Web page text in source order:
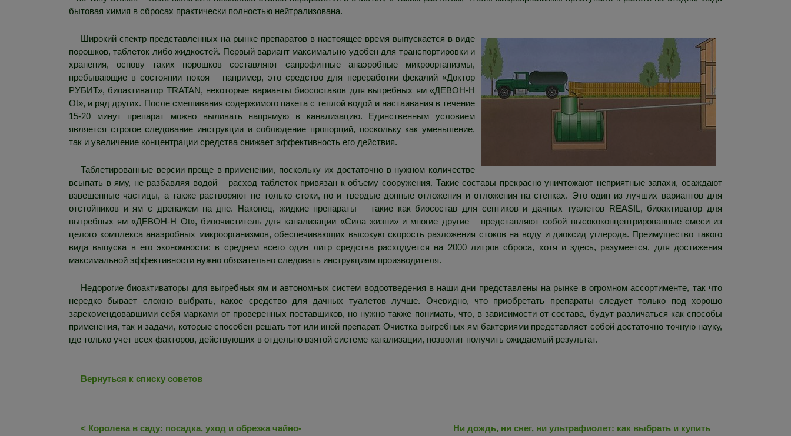
бытовая химия в сбросах практически полностью нейтрализована.
Широкий спектр представленных на рынке препаратов в настоящее время выпускается в виде
порошков, таблеток либо жидкостей. Первый вариант максимально удобен для транспортировки и
хранения, основу таких порошков составляют сапрофитные анаэробные микроорганизмы,
пребывающие в состоянии покоя – например, это средство для переработки фекалий «Доктор
РУБИТ», биоактиватор TRATAN, некоторые варианты биосоставов для выгребных ям «ДЕВОН-Н
Ot», и ряд других. После смешивания содержимого пакета с теплой водой и настаивания в течение
15-20 минут препарат можно выливать напрямую в канализацию. Единственным условием
является строгое следование инструкции и соблюдение пропорций, поскольку как уменьшение,
так и увеличение концентрации средства снижает эффективность его действия.
Таблетированные версии проще в применении, поскольку их достаточно в нужном количестве
всыпать в яму, не разбавляя водой – расход таблеток привязан к объему сооружения. Такие составы прекрасно уничтожают неприятные запахи, осаждают
взвешенные частицы, а также растворяют не только стоки, но и твердые донные отложения и отложения на стенках. Это один из лучших вариантов для
отстойников и ям с дренажем на дне. Наконец, жидкие препараты – такие как биосостав для септиков и дачных туалетов REASIL, биоактиватор для
выгребных ям «ДЕВОН-Н Ot», биоочиститель для канализации «Сила жизни» и многие другие – представляют собой высококонцентрированные смеси из
целого комплекса анаэробных микроорганизмов, обеспечивающих высокую скорость разложения стоков на воду и диоксид углерода. Преимущество такого
вида выпуска в его экономности: в среднем всего один литр средства расходуется на 2000 литров сброса, хотя и здесь, разумеется, для достижения
максимальной эффективности нужно обязательно следовать инструкциям производителя.
Недорогие биоактиваторы для выгребных ям и автономных систем водоотведения в наши дни представлены на рынке в огромном ассортименте, так что
нередко бывает сложно выбрать, какое средство для дачных туалетов лучше. Очевидно, что приобретать препараты следует только под хорошо
зарекомендовавшими себя марками от проверенных поставщиков, но нужно также понимать, что, в зависимости от состава, будут различаться как способы
применения, так и задачи, которые способен решать тот или иной препарат. Очистка выгребных ям бактериями представляет собой достаточно точную науку,
где только учет всех факторов, действующих в отдельно взятой системе канализации, позволит получить ожидаемый результат.
Вернуться к списку советов
< Королева в саду: посадка, уход и обрезка чайно- Ни дождь, ни снег, ни ультрафиолет: как выбрать и купить